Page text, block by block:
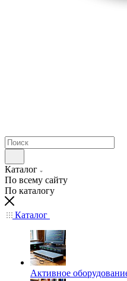
Каталог
По всему сайту
По каталогу
Каталог
Активное